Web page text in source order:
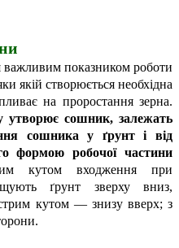
важливим показником роботи
якій створюється необхідна
на проростання зерна.
утворює сошник, залежать
сошника у ґрунт і від
формою робочої частини
кутом входження при
ґрунт зверху вниз,
кутом — знизу вверх; з